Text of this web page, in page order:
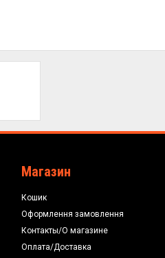
Магазин
Кошик
Оформлення замовлення
Контакты/О магазине
Оплата/Доставка